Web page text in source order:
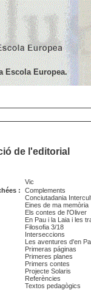
de l'editorial
Vic
:
Complements
Conciutadania
Eines de ma memòria
Els contes de l'Oliver
En Pau i la Laia i les
Filosofia 3/18
Interseccions
Les aventures d'en
Primeras páginas
Primeres planes
Primers contes
Projecte Solaris
Referències
Textos pedagògics
Escola Europea.